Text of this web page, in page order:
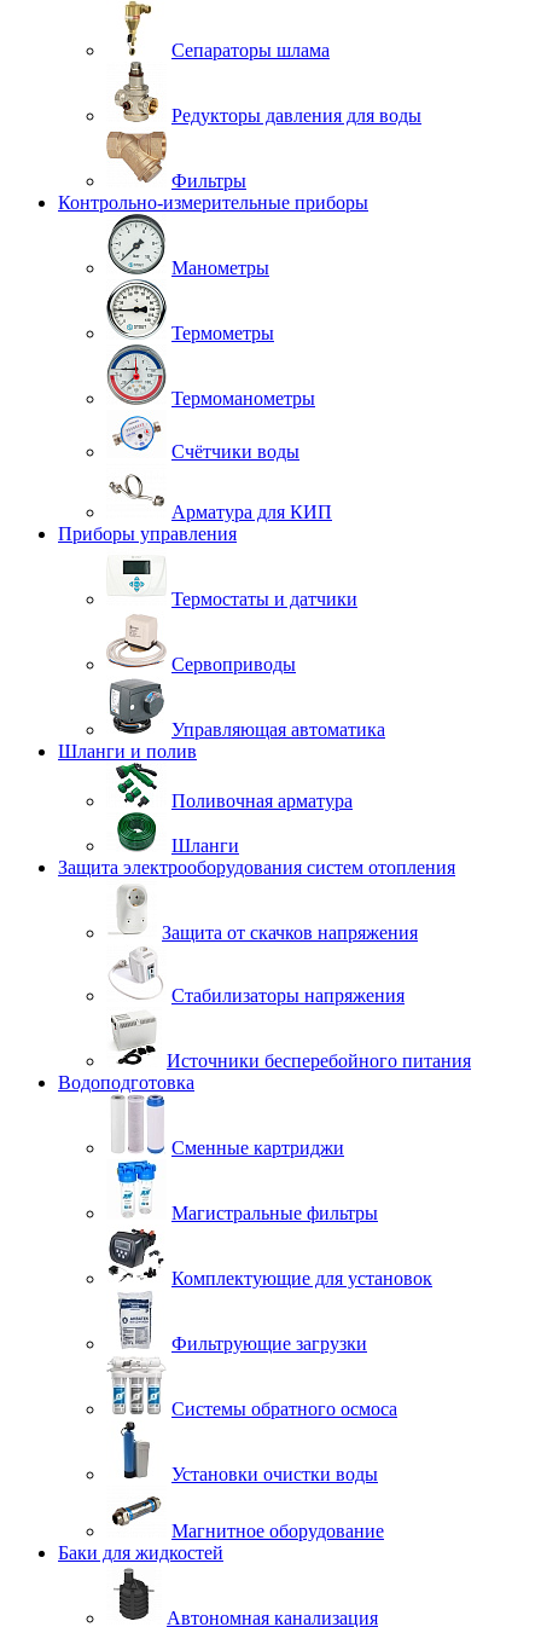
Сепараторы шлама
Редукторы давления для воды
Фильтры
Контрольно-измерительные приборы
Манометры
Термометры
Термоманометры
Счётчики воды
Арматура для КИП
Приборы управления
Термостаты и датчики
Сервоприводы
Управляющая автоматика
Шланги и полив
Поливочная арматура
Шланги
Защита электрооборудования систем отопления
Защита от скачков напряжения
Стабилизаторы напряжения
Источники бесперебойного питания
Водоподготовка
Сменные картриджи
Магистральные фильтры
Комплектующие для установок
Фильтрующие загрузки
Системы обратного осмоса
Установки очистки воды
Магнитное оборудование
Баки для жидкостей
Автономная канализация